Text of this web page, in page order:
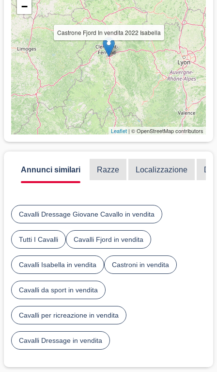
Castrone Fjord In vendita 2022 Isabella
−
Leaflet | © OpenStreetMap contributors
Annunci similari Razze Localizzazione
Cavalli Dressage Giovane Cavallo in vendita
Tutti I Cavalli Cavalli Fjord in vendita
Cavalli Isabella in vendita Castroni in vendita
Cavalli da sport in vendita
Cavalli per ricreazione in vendita
Cavalli Dressage in vendita